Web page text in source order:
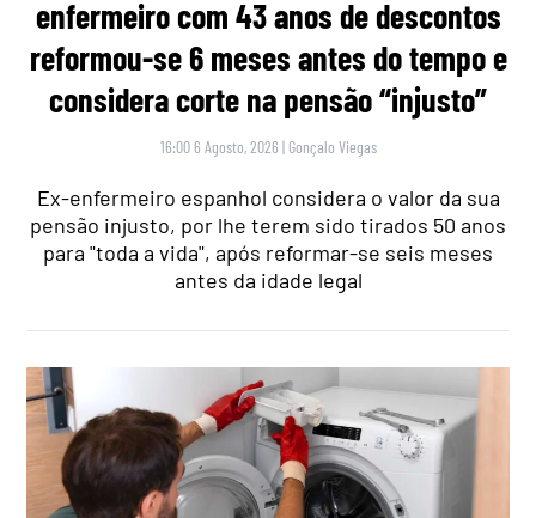
enfermeiro com 43 anos de descontos
reformou-se 6 meses antes do tempo e
considera corte na pensão “injusto”
16:00 6 Agosto, 2026 | Gonçalo Viegas
Ex-enfermeiro espanhol considera o valor da sua
pensão injusto, por lhe terem sido tirados 50 anos
para "toda a vida", após reformar-se seis meses
antes da idade legal